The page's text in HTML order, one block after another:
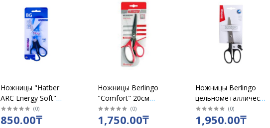
Ножницы "Hatber
ARC Energy Soft"
21,5 см /061315
(0)
850.00₸
Ножницы Berlingo
"Comfort" 20см
/20005
(0)
1,750.00₸
Ножницы Berlingo
цельнометаллические
16см
(0)
1,950.00₸